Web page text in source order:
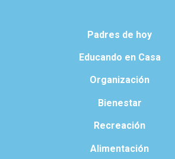
Padres de hoy
Educando en Casa
Organización
Bienestar
Recreación
Alimentación